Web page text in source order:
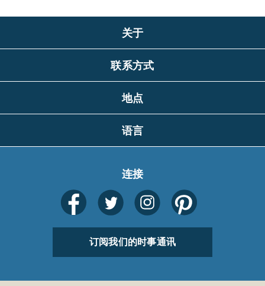
关于
联系方式
地点
语言
连接
订阅我们的时事通讯